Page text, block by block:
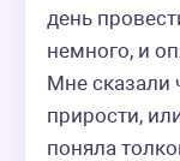
день
немного, и
Мне сказали
прирости,
поняла